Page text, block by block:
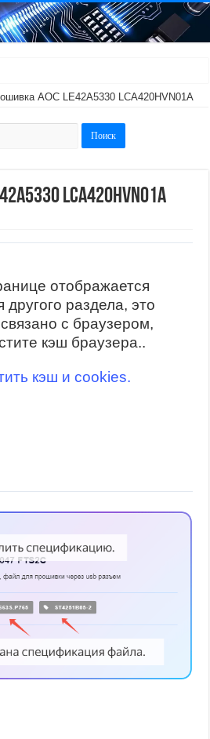
AOC LE42A5330 LCA420HVN01A
LCA420HVN01A
отображается
раздела, это
с браузером,
кэш браузера..
кэш и cookies.